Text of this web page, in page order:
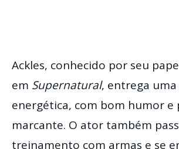
Ackles, conhecido por seu
em Supernatural, entrega
energética, com bom humor e
marcante. O ator também
treinamento com armas e se